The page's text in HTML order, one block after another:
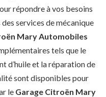
répondre à vos besoins
services de mécanique
Mary Automobiles
tels que le
d’huile et la réparation de
sont disponibles pour
le Garage Citroën Mary